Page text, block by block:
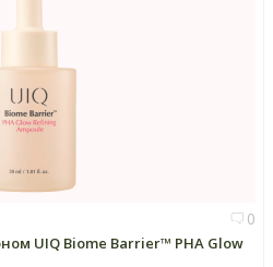
0
UIQ Biome Barrier™ PHA Glow